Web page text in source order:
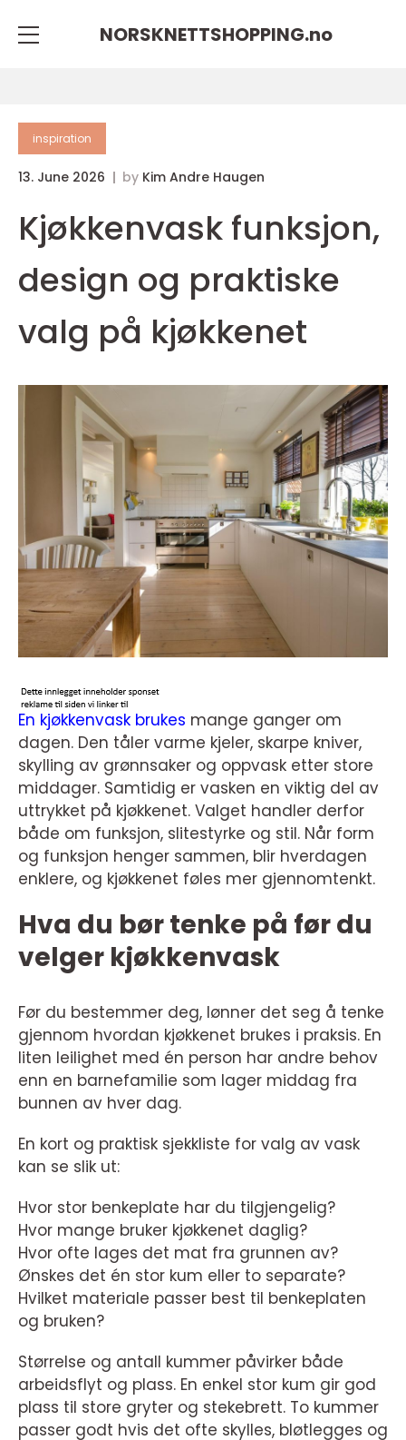
NORSKNETTSHOPPING.no
inspiration
13. June 2026 by Kim Andre Haugen
Kjøkkenvask funksjon,
design og praktiske
valg på kjøkkenet
En kjøkkenvask brukes mange ganger om
dagen. Den tåler varme kjeler, skarpe kniver,
skylling av grønnsaker og oppvask etter store
middager. Samtidig er vasken en viktig del av
uttrykket på kjøkkenet. Valget handler derfor
både om funksjon, slitestyrke og stil. Når form
og funksjon henger sammen, blir hverdagen
enklere, og kjøkkenet føles mer gjennomtenkt.
Hva du bør tenke på før du
velger kjøkkenvask
Før du bestemmer deg, lønner det seg å tenke
gjennom hvordan kjøkkenet brukes i praksis. En
liten leilighet med én person har andre behov
enn en barnefamilie som lager middag fra
bunnen av hver dag.
En kort og praktisk sjekkliste for valg av vask
kan se slik ut:
Hvor stor benkeplate har du tilgjengelig?
Hvor mange bruker kjøkkenet daglig?
Hvor ofte lages det mat fra grunnen av?
Ønskes det én stor kum eller to separate?
Hvilket materiale passer best til benkeplaten
og bruken?
Størrelse og antall kummer påvirker både
arbeidsflyt og plass. En enkel stor kum gir god
plass til store gryter og stekebrett. To kummer
passer godt hvis det ofte skylles, bløtlegges og